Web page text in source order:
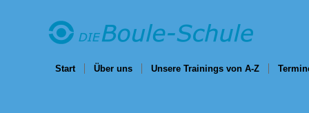
Start Über uns Unsere Trainings von A-Z